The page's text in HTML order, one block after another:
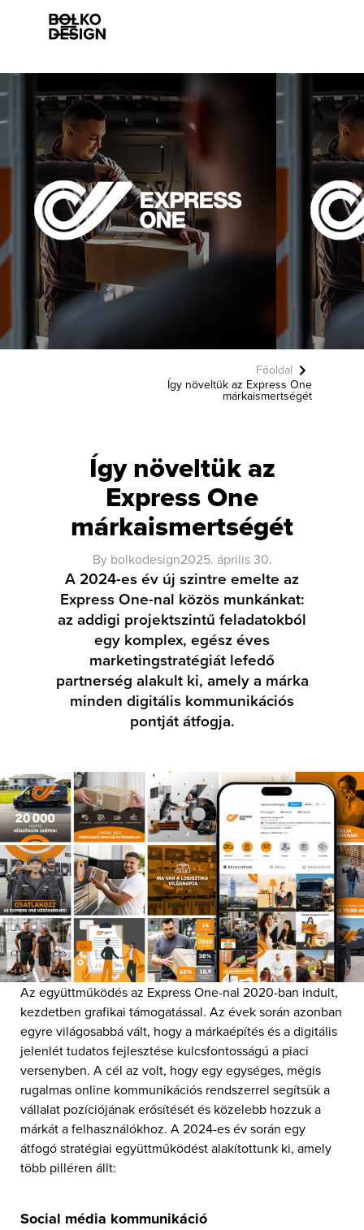
Szolgáltatásaink
Munkáink
Rólunk
Esettanulmányok
Karrier
Kapcsolat
Főoldal
Így növeltük az Express One
márkaismertségét
Így növeltük az
Express One
márkaismertségét
Bybolkodesign2025. április 30.
A 2024-es év új szintre emelte az
Express One-nal közös munkánkat:
az addigi projektszintű feladatokból
egy komplex, egész éves
marketingstratégiát lefedő
partnerség alakult ki, amely a márka
minden digitális kommunikációs
pontját átfogja.
Az együttműködés az Express One-nal 2020-ban indult,
kezdetben grafikai támogatással. Az évek során azonban
egyre világosabbá vált, hogy a márkaépítés és a digitális
jelenlét tudatos fejlesztése kulcsfontosságú a piaci
versenyben. A cél az volt, hogy egy egységes, mégis
rugalmas online kommunikációs rendszerrel segítsük a
vállalat pozíciójának erősítését és közelebb hozzuk a
márkát a felhasználókhoz. A 2024-es év során egy
átfogó stratégiai együttműködést alakítottunk ki, amely
több pilléren állt:
Social média kommunikáció